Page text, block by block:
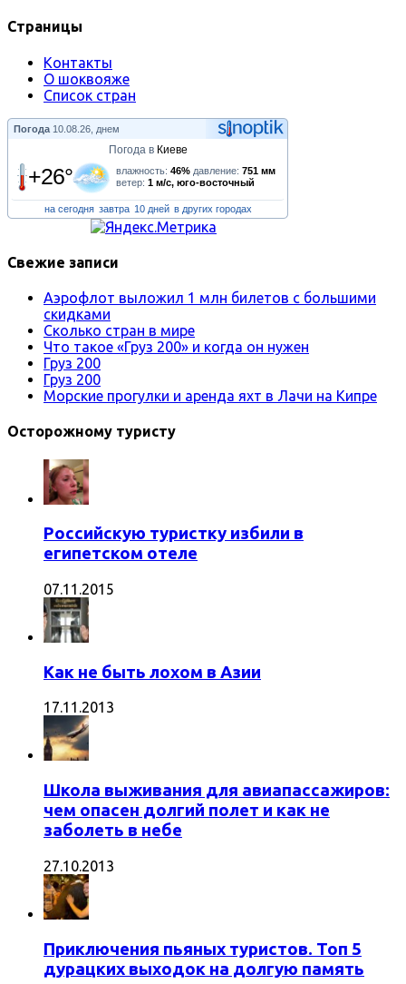
Страницы
Контакты
О шоквояже
Список стран
Погода 10.08.26, днем
Погода в Киеве
+26° влажность: 46% давление: 751 мм
ветер: 1 м/с, юго-восточный
на сегодня завтра 10 дней в других городах
Свежие записи
Аэрофлот выложил 1 млн билетов с большими
скидками
Сколько стран в мире
Что такое «Груз 200» и когда он нужен
Груз 200
Груз 200
Морские прогулки и аренда яхт в Лачи на Кипре
Осторожному туристу
Российскую туристку избили в
египетском отеле
07.11.2015
Как не быть лохом в Азии
17.11.2013
Школа выживания для авиапассажиров:
чем опасен долгий полет и как не
заболеть в небе
27.10.2013
Приключения пьяных туристов. Топ 5
дурацких выходок на долгую память